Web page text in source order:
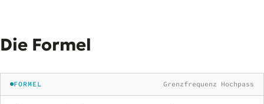
Die Formel
FORMEL Grenzfrequenz Hochpass